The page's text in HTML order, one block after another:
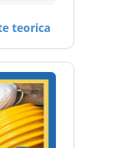
teorica